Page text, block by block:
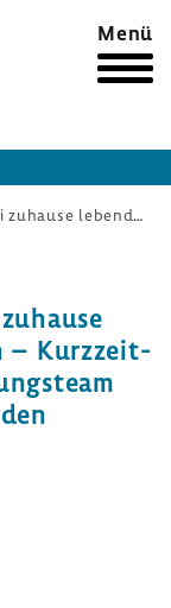
Menü
PSY-CARE – Depression bei zuhause lebenden Pflegebedürftigen – Kurzzeitpsychotherapie im Behandlungsteam mit Hausärzten und Pflegenden
– Kurz­zeit­